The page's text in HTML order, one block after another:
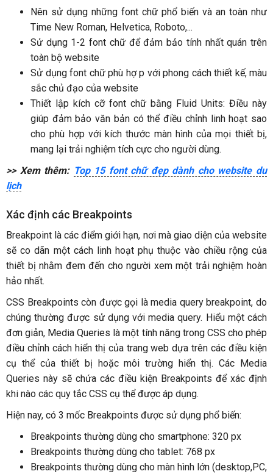
Nên sử dụng những font chữ phổ biến và an toàn như
Time New Roman, Helvetica, Roboto,...
Sử dụng 1-2 font chữ để đảm bảo tính nhất quán trên
toàn bộ website
Sử dụng font chữ phù hợ p với phong cách thiết kế, màu
sắc chủ đạo của website
Thiết lập kích cỡ font chữ bằng Fluid Units: Điều này
giúp đảm bảo văn bản có thể điều chỉnh linh hoạt sao
cho phù hợp với kích thước màn hình của mọi thiết bị,
mang lại trải nghiệm tích cực cho người dùng.
>> Xem thêm: Top 15 font chữ đẹp dành cho website du
lịch
Xác định các Breakpoints
Breakpoint là các điểm giới hạn, nơi mà giao diện của website
sẽ co dãn một cách linh hoạt phụ thuộc vào chiều rộng của
thiết bị nhằm đem đến cho người xem một trải nghiệm hoàn
hảo nhất.
CSS Breakpoints còn được gọi là media query breakpoint, do
chúng thường được sử dụng với media query. Hiểu một cách
đơn giản, Media Queries là một tính năng trong CSS cho phép
điều chỉnh cách hiển thị của trang web dựa trên các điều kiện
cụ thể của thiết bị hoặc môi trường hiển thị. Các Media
Queries này sẽ chứa các điều kiện Breakpoints để xác định
khi nào các quy tắc CSS cụ thể được áp dụng.
Hiện nay, có 3 mốc Breakpoints được sử dụng phổ biến:
Breakpoints thường dùng cho smartphone: 320 px
Breakpoints thường dùng cho tablet: 768 px
Breakpoints thường dùng cho màn hình lớn (desktop,PC,